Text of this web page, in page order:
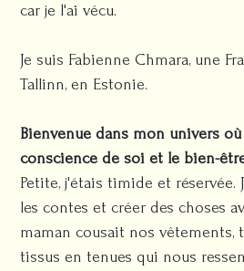
car je l'ai vécu.
Je suis Fabienne Chmara, une
Tallinn, en Estonie.
Bienvenue dans mon univers où
conscience de soi et le bien-
Petite, j'étais timide et réservée.
les contes et créer des choses
maman cousait nos vêtements,
tissus en tenues qui nous